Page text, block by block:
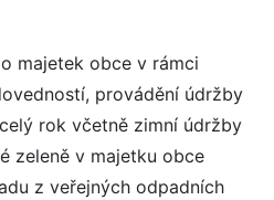
majetek obce v rámci
provádění údržby
rok včetně zimní údržby
zeleně v majetku obce
z veřejných odpadních